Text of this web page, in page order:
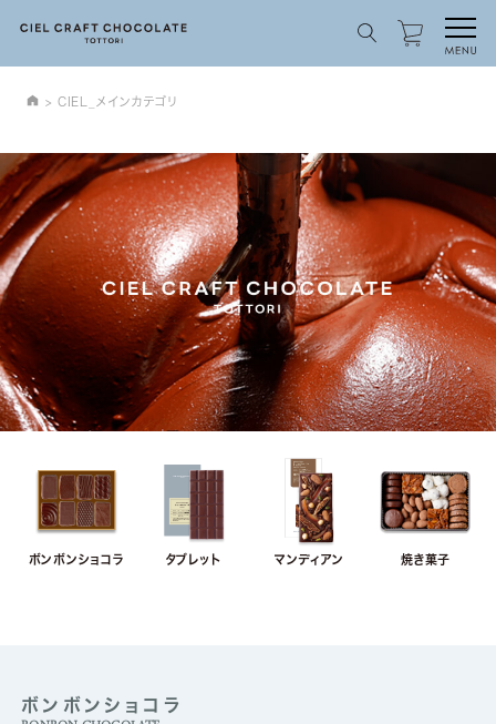
CIEL_メインカテゴリ
ボンボンショコラ タブレット マンディアン 焼き菓子
ボンボンショコラ